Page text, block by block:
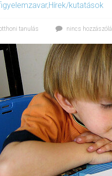
,Hírek/kutatások
tanulás nincs